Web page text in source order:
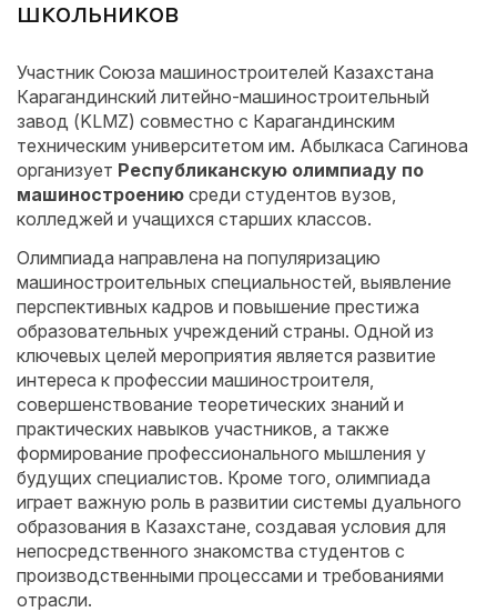
школьников
Участник Союза машиностроителей Казахстана
Карагандинский литейно-машиностроительный
завод (KLMZ) совместно с Карагандинским
техническим университетом им. Абылкаса Сагинова
организует Республиканскую олимпиаду по
машиностроению среди студентов вузов,
колледжей и учащихся старших классов.
Олимпиада направлена на популяризацию
машиностроительных специальностей, выявление
перспективных кадров и повышение престижа
образовательных учреждений страны. Одной из
ключевых целей мероприятия является развитие
интереса к профессии машиностроителя,
совершенствование теоретических знаний и
практических навыков участников, а также
формирование профессионального мышления у
будущих специалистов. Кроме того, олимпиада
играет важную роль в развитии системы дуального
образования в Казахстане, создавая условия для
непосредственного знакомства студентов с
производственными процессами и требованиями
отрасли.